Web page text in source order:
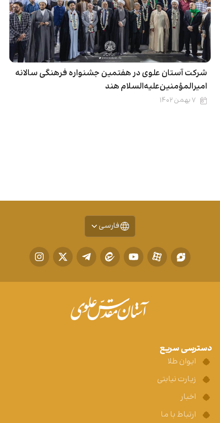
شرکت آستان علوی در هفتمین جشنواره فرهنگی سالانه
امیرالمؤمنین‌علیه‌السلام هند
۷ بهمن ۱۴۰۲
فارسی
دسترسی سریع
ایوان طلا
زیارت نیابتی
اخبار
ارتباط با ما